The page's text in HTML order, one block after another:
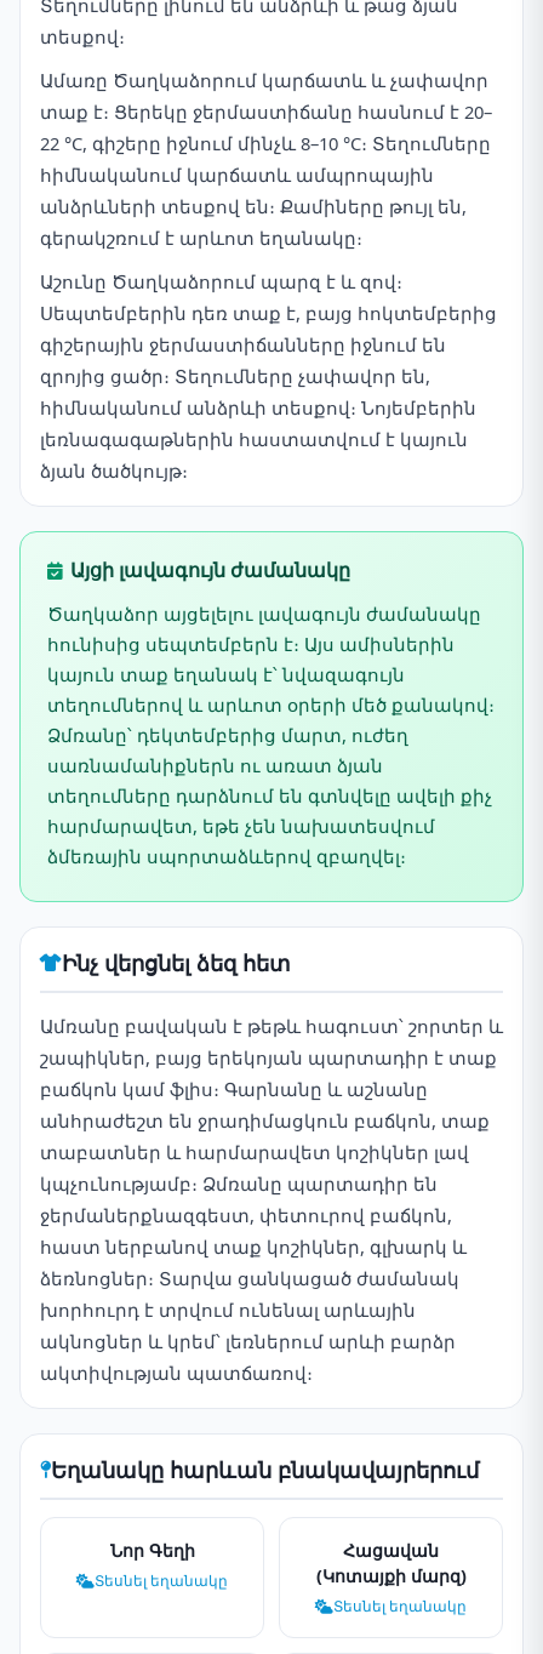
Տեղումները լինում են անձրևի և թաց ձյան
տեսքով։
Ամառը Ծաղկաձորում կարճատև և չափավոր
տաք է։ Ցերեկը ջերմաստիճանը հասնում է 20–
22 °C, գիշերը իջնում մինչև 8–10 °C։ Տեղումները
հիմնականում կարճատև ամպրոպային
անձրևների տեսքով են։ Քամիները թույլ են,
գերակշռում է արևոտ եղանակը։
Աշունը Ծաղկաձորում պարզ է և զով։
Սեպտեմբերին դեռ տաք է, բայց հոկտեմբերից
գիշերային ջերմաստիճանները իջնում են
զրոյից ցածր։ Տեղումները չափավոր են,
հիմնականում անձրևի տեսքով։ Նոյեմբերին
լեռնագագաթներին հաստատվում է կայուն
ձյան ծածկույթ։
Այցի լավագույն ժամանակը
Ծաղկաձոր այցելելու լավագույն ժամանակը
հունիսից սեպտեմբերն է։ Այս ամիսներին
կայուն տաք եղանակ է՝ նվազագույն
տեղումներով և արևոտ օրերի մեծ քանակով։
Ձմռանը՝ դեկտեմբերից մարտ, ուժեղ
սառնամանիքներն ու առատ ձյան
տեղումները դարձնում են գտնվելը ավելի քիչ
հարմարավետ, եթե չեն նախատեսվում
ձմեռային սպորտաձևերով զբաղվել։
Ինչ վերցնել ձեզ հետ
Ամռանը բավական է թեթև հագուստ՝ շորտեր և
շապիկներ, բայց երեկոյան պարտադիր է տաք
բաճկոն կամ ֆլիս։ Գարնանը և աշնանը
անհրաժեշտ են ջրադիմացկուն բաճկոն, տաք
տաբատներ և հարմարավետ կոշիկներ լավ
կպչունությամբ։ Ձմռանը պարտադիր են
ջերմաներքնազգեստ, փետուրով բաճկոն,
հաստ ներբանով տաք կոշիկներ, գլխարկ և
ձեռնոցներ։ Տարվա ցանկացած ժամանակ
խորհուրդ է տրվում ունենալ արևային
ակնոցներ և կրեմ՝ լեռներում արևի բարձր
ակտիվության պատճառով։
Եղանակը հարևան բնակավայրերում
Նոր Գեղի
Տեսնել եղանակը
Հացավան
(Կոտայքի մարզ)
Տեսնել եղանակը